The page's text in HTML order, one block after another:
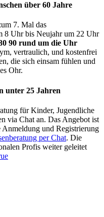
über 60 Jahre
7. Mal das
8 Uhr bis Neujahr um 22 Uhr
90 rund um die Uhr
vertraulich, und kostenfrei
die sich einsam fühlen und
Ohr.
unter 25 Jahren
für Kinder, Jugendliche
via Chat an. Das Angebot ist
und Registrierung
per Chat. Die
Profis weiter geleitet